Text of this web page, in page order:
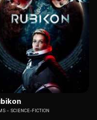
SCIENCE-FICTION